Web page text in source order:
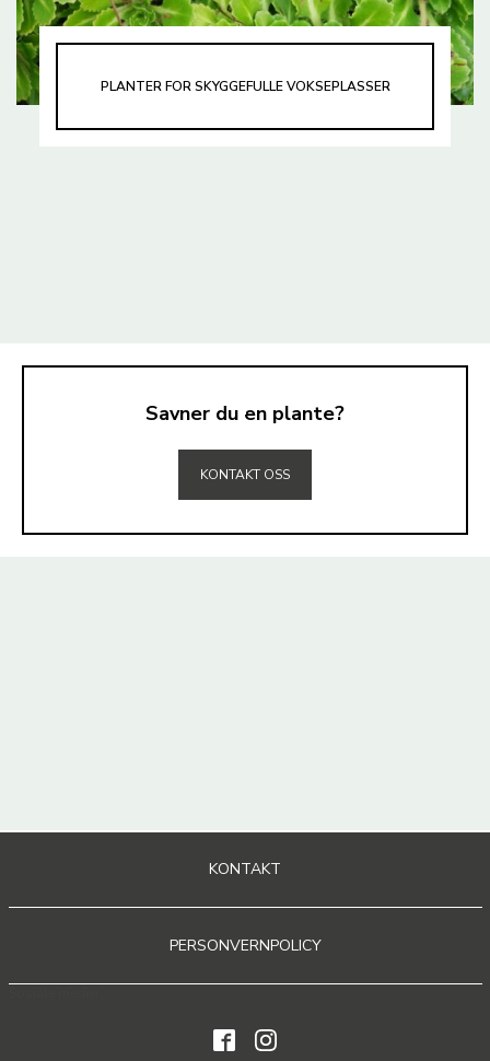
PLANTER FOR SKYGGEFULLE VOKSEPLASSER
Savner du en plante?
KONTAKT OSS
KONTAKT
PERSONVERNPOLICY